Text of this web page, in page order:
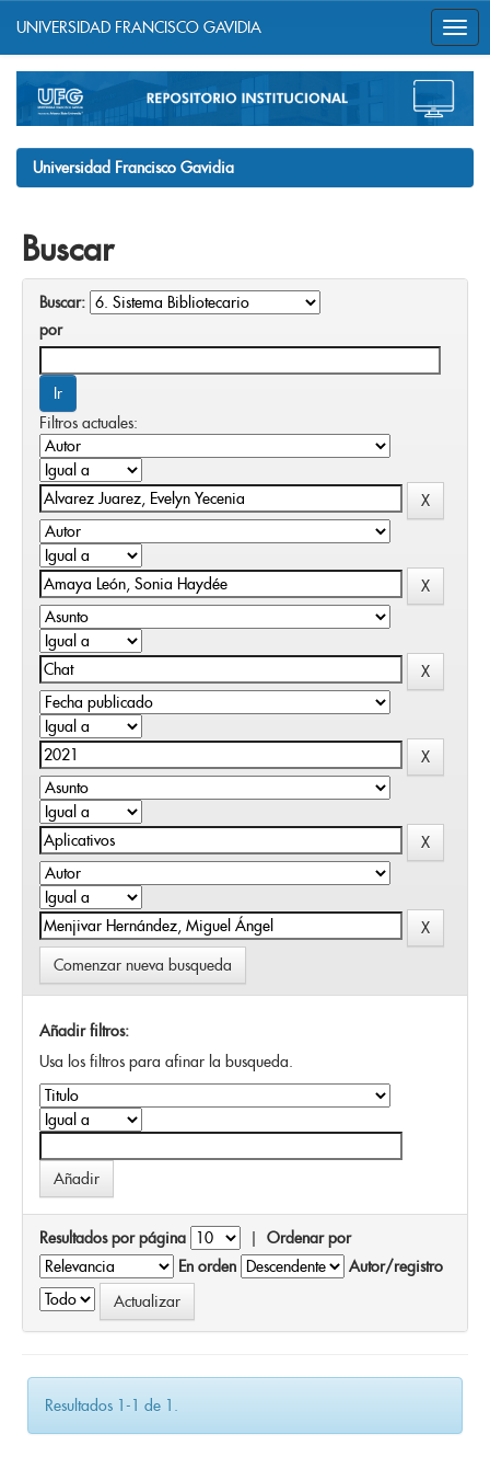
navigation
UNIVERSIDAD FRANCISCO GAVIDIA
Universidad Francisco Gavidia
Buscar
Buscar:
por
Filtros actuales:
Comenzar nueva busqueda
Añadir filtros:
Usa los filtros para afinar la busqueda.
Resultados por página | Ordenar por
En orden
Autor/registro
Resultados 1-1 de 1.